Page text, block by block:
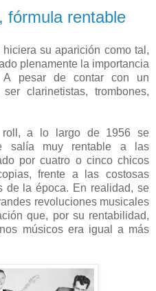
fórmula rentable
su aparición como tal,
plenamente la importancia
A pesar de contar con un
clarinetistas, trombones,
a lo largo de 1956 se
salía muy rentable a las
por cuatro o cinco chicos
frente a las costosas
de la época. En realidad, se
revoluciones musicales
que, por su rentabilidad,
músicos era igual a más